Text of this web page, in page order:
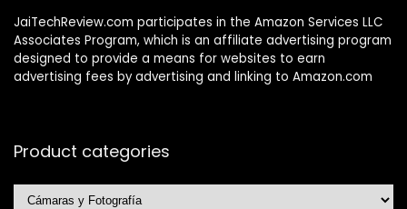
JaiTechReview.com participates in the Amazon Services LLC
Associates Program, which is an affiliate advertising program
designed to provide a means for websites to earn
advertising fees by advertising and linking to Amazon.com
Product categories